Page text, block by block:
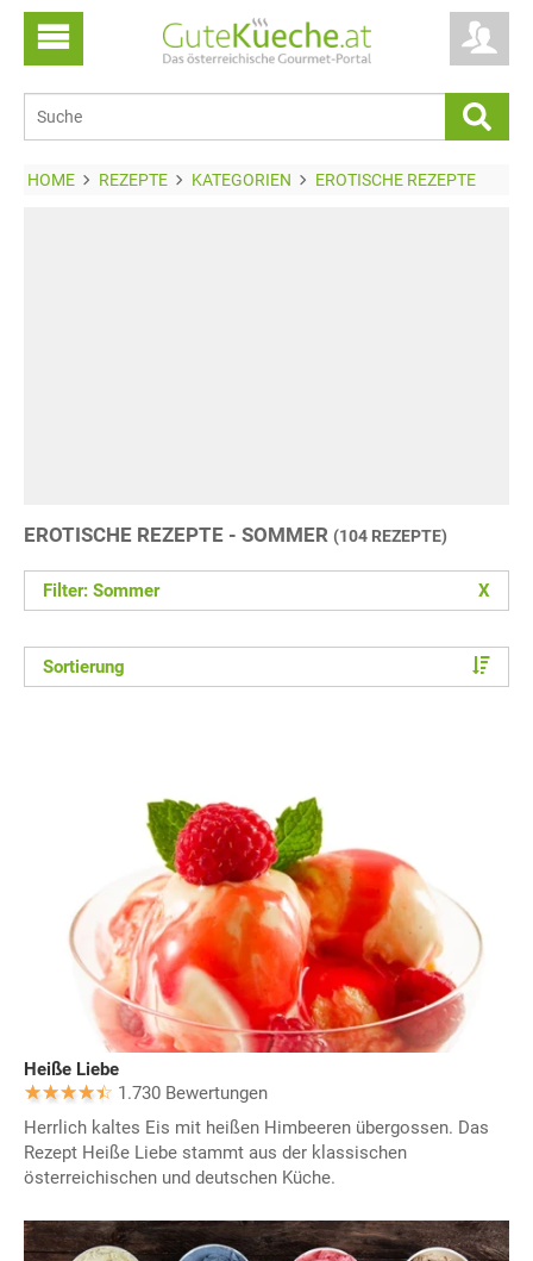
HOME REZEPTE KATEGORIEN EROTISCHE REZEPTE
EROTISCHE REZEPTE - SOMMER (104 REZEPTE)
Filter: Sommer X
Sortierung
Heiße Liebe
1.730 Bewertungen
Herrlich kaltes Eis mit heißen Himbeeren übergossen. Das
Rezept Heiße Liebe stammt aus der klassischen
österreichischen und deutschen Küche.